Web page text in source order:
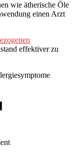
wie ätherische Öle
einen Arzt
effektiver zu